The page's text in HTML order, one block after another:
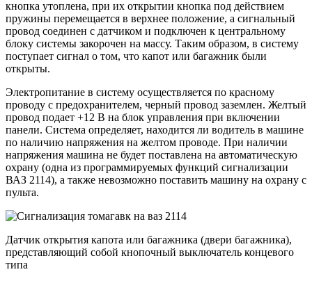
кнопка утоплена, при их открытии кнопка под действием
пружины перемещается в верхнее положение, а сигнальный
провод соединен с датчиком и подключен к центральному
блоку системы закорочен на массу. Таким образом, в систему
поступает сигнал о том, что капот или багажник были
открыты.
Электропитание в систему осуществляется по красному
проводу с предохранителем, черный провод заземлен. Желтый
провод подает +12 В на блок управления при включении
панели. Система определяет, находится ли водитель в машине
по наличию напряжения на желтом проводе. При наличии
напряжения машина не будет поставлена ​​на автоматическую
охрану (одна из программируемых функций сигнализации
ВАЗ 2114), а также невозможно поставить машину на охрану с
пульта.
Датчик открытия капота или багажника (двери багажника),
представляющий собой кнопочный выключатель концевого
типа